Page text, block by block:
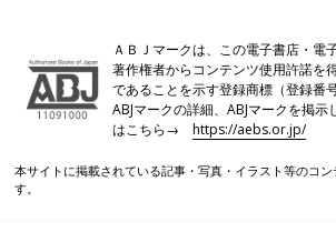
ＡＢＪマークは、この電子書店・電
著作権者からコンテンツ使用許諾を
であることを示す登録商標（登録番
ABJマークの詳細、ABJマークを掲
はこちら→https://aebs.or.jp/
本サイトに掲載されている記事・写真・イラスト等のコ
す。